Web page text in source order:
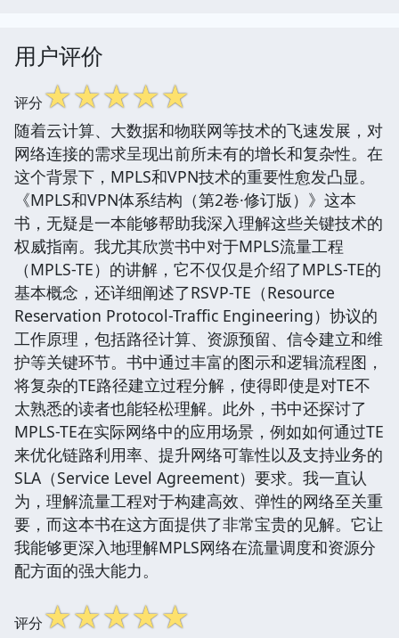
用户评价
评分☆☆☆☆☆
随着云计算、大数据和物联网等技术的飞速发展，对
网络连接的需求呈现出前所未有的增长和复杂性。在
这个背景下，MPLS和VPN技术的重要性愈发凸显。
《MPLS和VPN体系结构（第2卷·修订版）》这本
书，无疑是一本能够帮助我深入理解这些关键技术的
权威指南。我尤其欣赏书中对于MPLS流量工程
（MPLS-TE）的讲解，它不仅仅是介绍了MPLS-TE的
基本概念，还详细阐述了RSVP-TE（Resource
Reservation Protocol-Traffic Engineering）协议的
工作原理，包括路径计算、资源预留、信令建立和维
护等关键环节。书中通过丰富的图示和逻辑流程图，
将复杂的TE路径建立过程分解，使得即使是对TE不
太熟悉的读者也能轻松理解。此外，书中还探讨了
MPLS-TE在实际网络中的应用场景，例如如何通过TE
来优化链路利用率、提升网络可靠性以及支持业务的
SLA（Service Level Agreement）要求。我一直认
为，理解流量工程对于构建高效、弹性的网络至关重
要，而这本书在这方面提供了非常宝贵的见解。它让
我能够更深入地理解MPLS网络在流量调度和资源分
配方面的强大能力。
评分☆☆☆☆☆